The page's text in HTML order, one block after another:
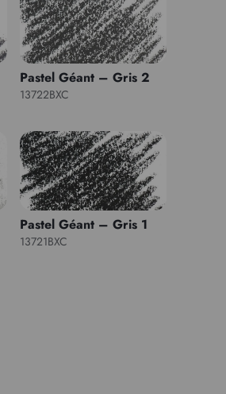
Pastel Géant – Gris 2
13722BXC
Pastel Géant – Gris 1
13721BXC